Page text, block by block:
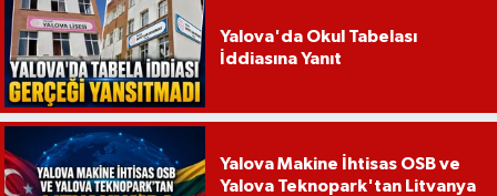
Yalova'da Okul Tabelası
İddiasına Yanıt
Yalova Makine İhtisas OSB ve
Yalova Teknopark'tan Litvanya